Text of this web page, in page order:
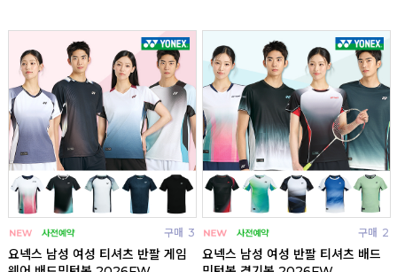
구매 3
요넥스 남성 여성 티셔츠 반팔 게임
구매 2
요넥스 남성 여성 반팔 티셔츠 배드